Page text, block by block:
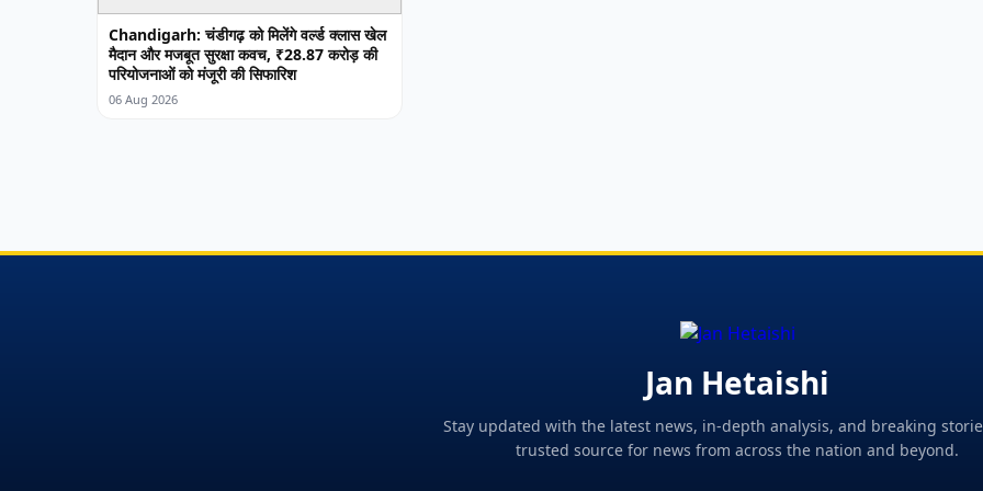
Chandigarh: चंडीगढ़ को मिलेंगे वर्ल्ड क्लास खेल
मैदान और मजबूत सुरक्षा कवच, ₹28.87 करोड़ की
परियोजनाओं को मंजूरी की सिफारिश
06 Aug 2026
Jan Hetaishi
Stay updated with the latest news, in-depth analysis, and breaking
trusted source for news from across the nation and beyond.